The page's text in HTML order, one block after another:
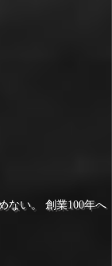
ない。
創業100年へ